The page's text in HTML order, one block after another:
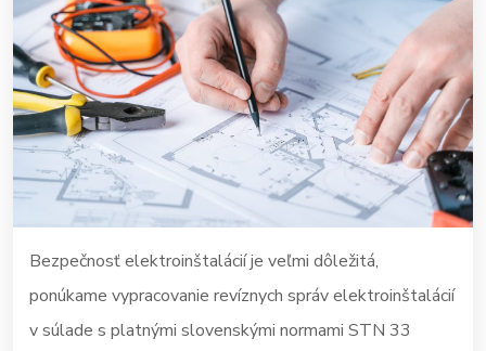
Bezpečnosť elektroinštalácií je veľmi dôležitá,
ponúkame vypracovanie revíznych správ elektroinštalácií
v súlade s platnými slovenskými normami STN 33